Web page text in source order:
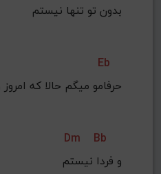
بدون تو تنها نیستم
Eb
Dm
Bb
و فردا نیستم